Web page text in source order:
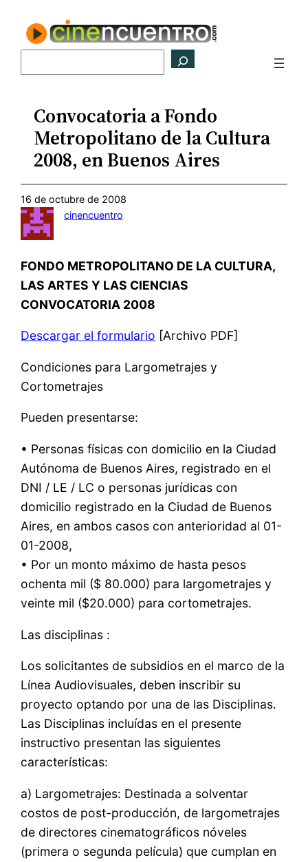
contenido
Convocatoria a Fondo
Metropolitano de la Cultura
2008, en Buenos Aires
16 de octubre de 2008
cinencuentro
FONDO METROPOLITANO DE LA CULTURA,
LAS ARTES Y LAS CIENCIAS
CONVOCATORIA 2008
Descargar el formulario [Archivo PDF]
Condiciones para Largometrajes y
Cortometrajes
Pueden presentarse:
• Personas físicas con domicilio en la Ciudad
Autónoma de Buenos Aires, registrado en el
DNI / LE / LC o personas jurídicas con
domicilio registrado en la Ciudad de Buenos
Aires, en ambos casos con anterioridad al 01-
01-2008,
• Por un monto máximo de hasta pesos
ochenta mil ($ 80.000) para largometrajes y
veinte mil ($20.000) para cortometrajes.
Las disciplinas :
Los solicitantes de subsidios en el marco de la
Línea Audiovisuales, deben inscribir su
proyecto optando por una de las Disciplinas.
Las Disciplinas incluídas en el presente
instructivo presentan las siguientes
características:
a) Largometrajes: Destinada a solventar
costos de post-producción, de largometrajes
de directores cinematográficos nóveles
(primera o segunda película) que cumplan en